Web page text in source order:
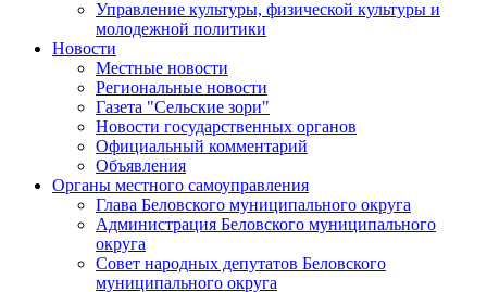
Управление культуры, физической культуры и
молодежной политики
Новости
Местные новости
Региональные новости
Газета "Сельские зори"
Новости государственных органов
Официальный комментарий
Объявления
Органы местного самоуправления
Глава Беловского муниципального округа
Администрация Беловского муниципального
округа
Совет народных депутатов Беловского
муниципального округа